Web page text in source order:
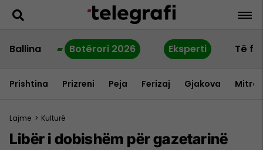
Ballina Botërori 2026 Eksperti Të
Prishtina Prizreni Peja Ferizaj Gjakova
Lajme > Kulturë
Libër i dobishëm për gazetarinë